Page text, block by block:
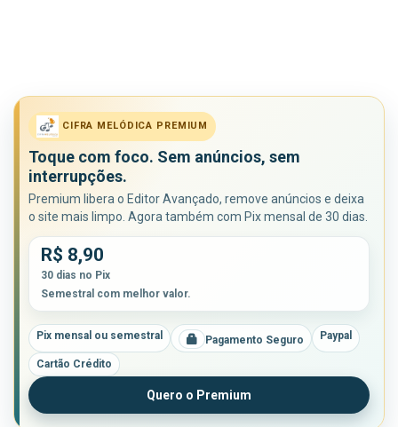
CIFRA MELÓDICA PREMIUM
Toque com foco. Sem anúncios, sem
interrupções.
Premium libera o Editor Avançado, remove anúncios e deixa
o site mais limpo. Agora também com Pix mensal de 30 dias.
R$ 8,90
30 dias no Pix
Semestral com melhor valor.
Pix mensal ou semestral Pagamento Seguro Paypal
Cartão Crédito
Quero o Premium